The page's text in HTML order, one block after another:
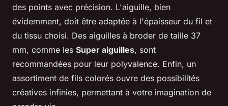
des points avec précision. L'aiguille, bien
évidemment, doit être adaptée à l'épaisseur du fil et
du tissu choisi. Des aiguilles à broder de taille 37
mm, comme les Super aiguilles, sont
recommandées pour leur polyvalence. Enfin, un
assortiment de fils colorés ouvre des possibilités
créatives infinies, permettant à votre imagination de